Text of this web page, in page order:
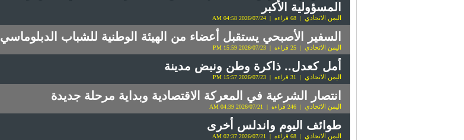
المسؤولية الأكبر
اليمن الاتحادي | 68 قراءه | 2026/07/24 04:58 AM
السفير الأصبحي يستقبل أعضاء من الهيئة الوطنية للشباب الدبلوماسي
اليمن الاتحادي | 25 قراءه | 2026/07/23 15:59 PM
أمل كعدل.. ذاكرة وطن ونبض مدينة
اليمن الاتحادي | 31 قراءه | 2026/07/23 15:57 PM
انتصار الشرعية في المعركة الاقتصادية وبداية مرحلة جديدة
اليمن الاتحادي | 246 قراءه | 2026/07/21 04:39 AM
طوائف اليوم واندلس أخرى
اليمن الاتحادي | 68 قراءه | 2026/07/21 02:37 AM